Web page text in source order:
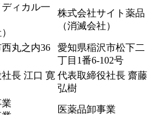
ィカル一
株式会社サイト薬品
（消滅会社）
丸之内36
愛知県稲沢市松下二
丁目1番6-102号
長 江口 寛 代表取締役社長 齋藤
弘樹
医薬品卸事業